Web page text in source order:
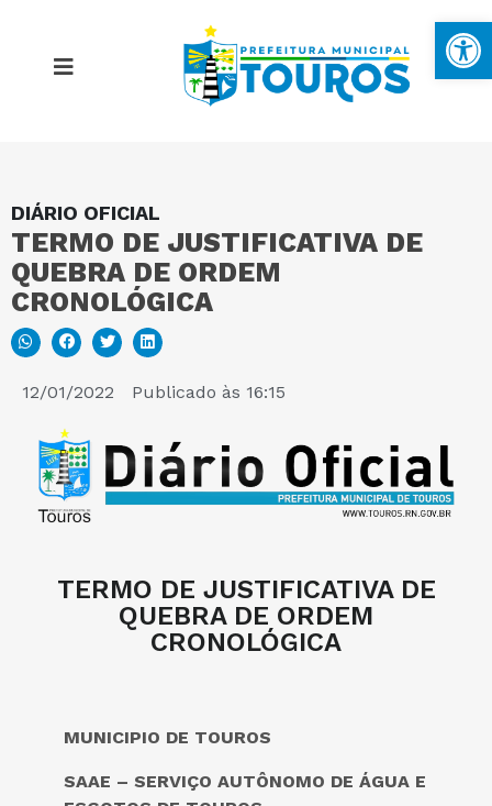
DIÁRIO OFICIAL
TERMO DE JUSTIFICATIVA DE
QUEBRA DE ORDEM
CRONOLÓGICA
12/01/2022 Publicado às 16:15
TERMO DE JUSTIFICATIVA DE
QUEBRA DE ORDEM
CRONOLÓGICA
MUNICIPIO DE TOUROS
SAAE – SERVIÇO AUTÔNOMO DE ÁGUA E
MAPA DO SITE
PORTAL DA TRANSPARÊNCIA
E-SIC
PERGUNTAS FREQUENTES